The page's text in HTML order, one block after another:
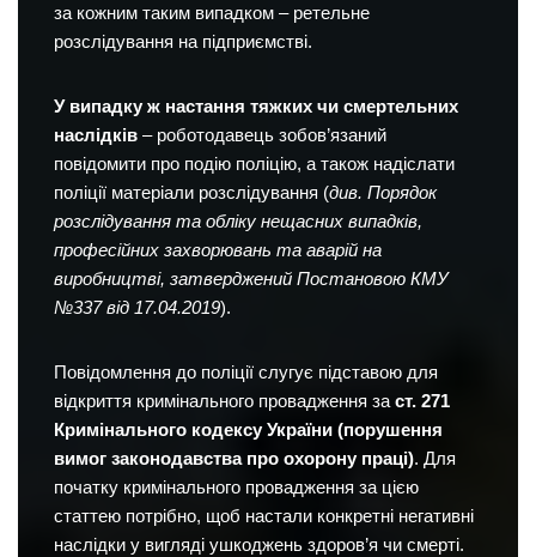
за кожним таким випадком – ретельне
розслідування на підприємстві.
У випадку ж настання тяжких чи смертельних
наслідків – роботодавець зобов’язаний
повідомити про подію поліцію, а також надіслати
поліції матеріали розслідування (див. Порядок
розслідування та обліку нещасних випадків,
професійних захворювань та аварій на
виробництві, затверджений Постановою КМУ
№337 від 17.04.2019).
Повідомлення до поліції слугує підставою для
відкриття кримінального провадження за ст. 271
Кримінального кодексу України (порушення
вимог законодавства про охорону праці). Для
початку кримінального провадження за цією
статтею потрібно, щоб настали конкретні негативні
наслідки у вигляді ушкоджень здоров’я чи смерті.